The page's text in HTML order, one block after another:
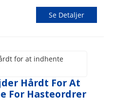
Se Detaljer
Hårdt For At
For Hasteordrer